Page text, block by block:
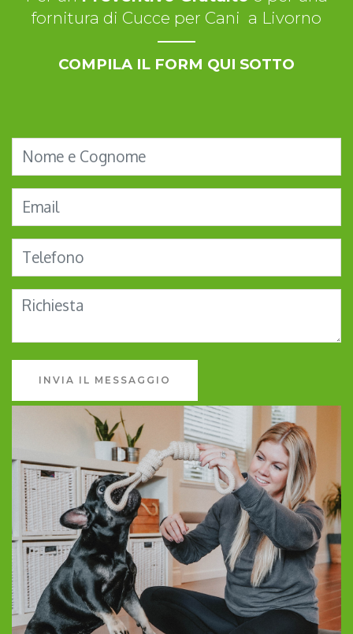
fornitura di Cucce per Cani a Livorno
COMPILA IL FORM QUI SOTTO
INVIA IL MESSAGGIO